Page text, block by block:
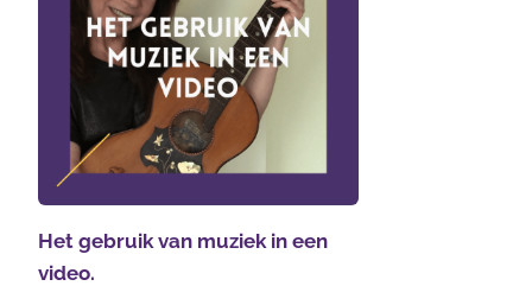
Het gebruik van muziek in een
video.